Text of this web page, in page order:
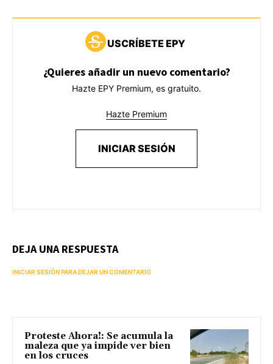
USCRÍBETE EPY
¿Quieres añadir un nuevo comentario?
Hazte EPY Premium, es gratuito.
Hazte Premium
INICIAR SESIÓN
DEJA UNA RESPUESTA
INICIAR SESIÓN PARA DEJAR UN COMENTARIO
Proteste Ahora!: Se acumula la
maleza que ya impide ver bien
en los cruces